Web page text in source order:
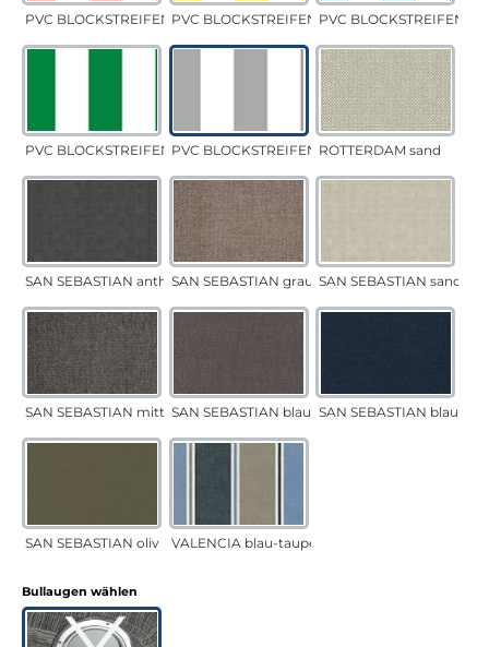
PVC BLOCKSTREIFEN rotPVC BLOCKSTREIFEN gelbPVC BLOCKSTREIFEN
PVC BLOCKSTREIFEN grünPVC BLOCKSTREIFEN grauROTTERDAM sand
SAN SEBASTIAN anthrazitSAN SEBASTIAN grau-sandSAN SEBASTIAN sand
SAN SEBASTIAN mittelgrauSAN SEBASTIAN blau-sandSAN SEBASTIAN blau
SAN SEBASTIAN oliv VALENCIA blau-taupe
Bullaugen wählen